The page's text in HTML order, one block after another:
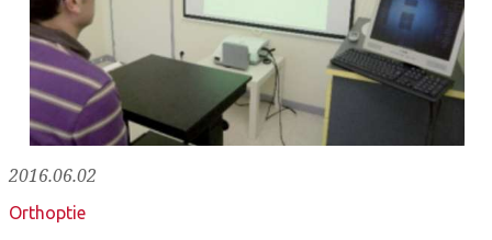
2016.06.02
Orthoptie